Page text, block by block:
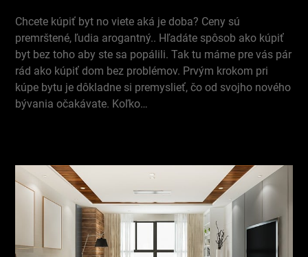
Chcete kúpiť byt no viete aká je doba? Ceny sú
premrštené, ľudia arogantný.. Hľadáte spôsob ako kúpiť
byt bez toho aby ste sa popálili. Tak tu máme pre vás pár
rád ako kúpiť dom bez problémov. Prvým krokom pri
kúpe bytu je dôkladne si premyslieť, čo od svojho nového
bývania očakávate. Koľko…